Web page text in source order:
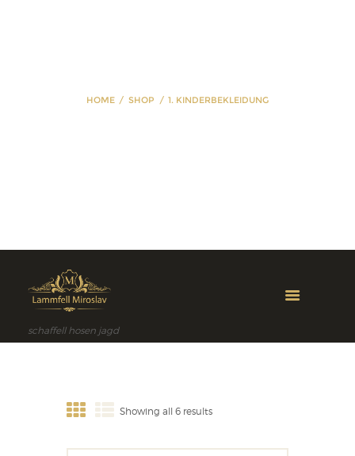
HOME SHOP 1. KINDERBEKLEIDUNG
schaffell hosen jagd
Showing all 6 results